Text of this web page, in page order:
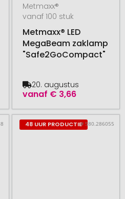
Metmaxx®
vanaf 100 stuk
Metmaxx® LED
MegaBeam zaklamp
"Safe2GoCompact"
vanaf € 3,66
20. augustus
48 UUR PRODUCTIE# 580.286055